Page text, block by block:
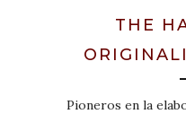
THE
Pioneros en la